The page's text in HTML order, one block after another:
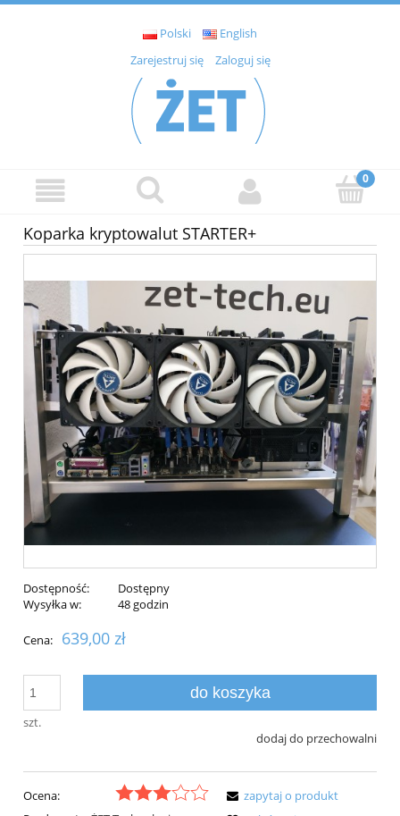
Polski
English
Zarejestruj się
Zaloguj się
Koparka kryptowalut STARTER+
Dostępność:
Dostępny
Wysyłka w:
48 godzin
Cena: 639,00 zł
szt.
do koszyka
dodaj do przechowalni
Ocena:
zapytaj o produkt